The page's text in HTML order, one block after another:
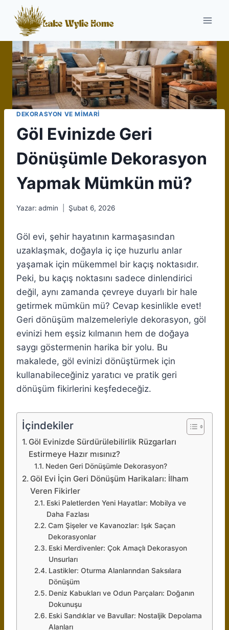
content
DEKORASYON VE MIMARI
Göl Evinizde Geri
Dönüşümle Dekorasyon
Yapmak Mümkün mü?
Yazar: admin Şubat 6, 2026
Göl evi, şehir hayatının karmaşasından
uzaklaşmak, doğayla iç içe huzurlu anlar
yaşamak için mükemmel bir kaçış noktasıdır.
Peki, bu kaçış noktasını sadece dinlendirici
değil, aynı zamanda çevreye duyarlı bir hale
getirmek mümkün mü? Cevap kesinlikle evet!
Geri dönüşüm malzemeleriyle dekorasyon, göl
evinizi hem eşsiz kılmanın hem de doğaya
saygı göstermenin harika bir yolu. Bu
makalede, göl evinizi dönüştürmek için
kullanabileceğiniz yaratıcı ve pratik geri
dönüşüm fikirlerini keşfedeceğiz.
İçindekiler
Göl Evinizde Sürdürülebilirlik Rüzgarları
Estirmeye Hazır mısınız?
Neden Geri Dönüşümle Dekorasyon?
Göl Evi İçin Geri Dönüşüm Harikaları: İlham
Veren Fikirler
Eski Paletlerden Yeni Hayatlar: Mobilya ve
Daha Fazlası
Cam Şişeler ve Kavanozlar: Işık Saçan
Dekorasyonlar
Eski Merdivenler: Çok Amaçlı Dekorasyon
Unsurları
Lastikler: Oturma Alanlarından Saksılara
Dönüşüm
Deniz Kabukları ve Odun Parçaları: Doğanın
Dokunuşu
Eski Sandıklar ve Bavullar: Nostaljik Depolama
Alanları